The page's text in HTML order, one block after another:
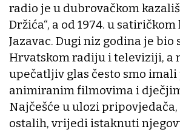
radio je u dubrovačkom
Držića“, a od 1974. u
Jazavac. Dugi niz godina je bio
Hrvatskom radiju i televiziji, a
upečatljiv glas često smo
animiranim filmovima i
Najčešće u ulozi
ostalih, vrijedi istaknuti